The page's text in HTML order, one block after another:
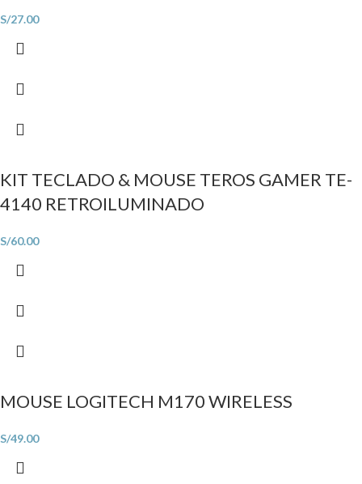
S/27.00
KIT TECLADO & MOUSE TEROS GAMER TE-
4140 RETROILUMINADO
S/60.00
MOUSE LOGITECH M170 WIRELESS
S/49.00